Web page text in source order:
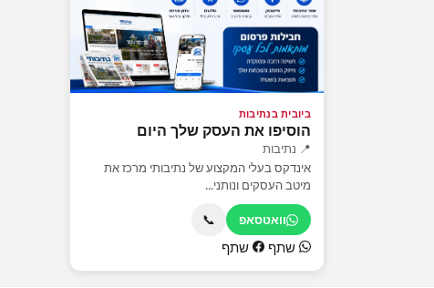
ביובית בנתיבות
הוסיפו את העסק שלך היום
📍 נתיבות
אינדקס בעלי המקצוע של נתיבותי מרכז את
מיטב העסקים ונותני...
וואטסאפ 📞
שתף שתף